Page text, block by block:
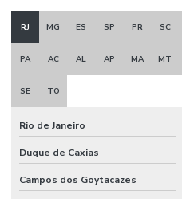
RJ MG ES SP PR SC
PA AC AL AP MA MT
SE TO
Rio de Janeiro
Duque de Caxias
Campos dos Goytacazes